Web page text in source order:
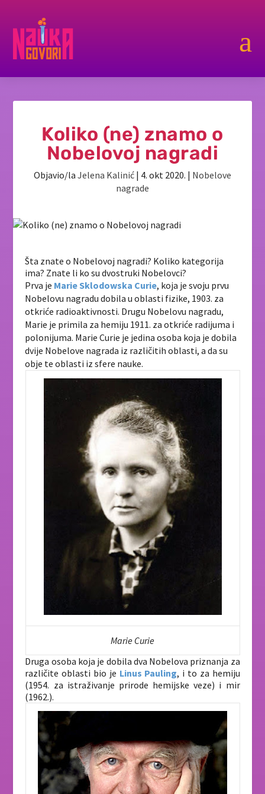
a
Koliko (ne) znamo o
Nobelovoj nagradi
Objavio/la Jelena Kalinić | 4. okt 2020. | Nobelove
nagrade
Šta znate o Nobelovoj nagradi? Koliko kategorija
ima? Znate li ko su dvostruki Nobelovci?
Prva je Marie Sklodowska Curie, koja je svoju prvu
Nobelovu nagradu dobila u oblasti fizike, 1903. za
otkriće radioaktivnosti. Drugu Nobelovu nagradu,
Marie je primila za hemiju 1911. za otkriće radijuma i
polonijuma. Marie Curie je jedina osoba koja je dobila
dvije Nobelove nagrada iz različitih oblasti, a da su
obje te oblasti iz sfere nauke.
Marie Curie
Druga osoba koja je dobila dva Nobelova priznanja za
različite oblasti bio je Linus Pauling, i to za hemiju
(1954. za istraživanje prirode hemijske veze) i mir
(1962.).